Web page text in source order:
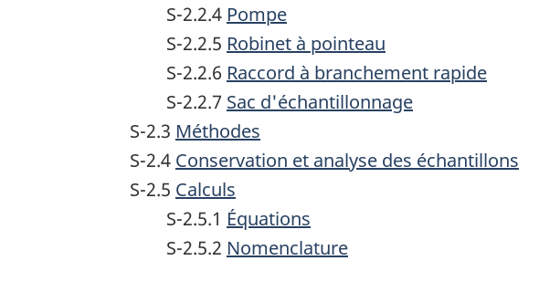
S-2.2.4 Pompe
S-2.2.5 Robinet à pointeau
S-2.2.6 Raccord à branchement rapide
S-2.2.7 Sac d'échantillonnage
S-2.3 Méthodes
S-2.4 Conservation et analyse des échantillons
S-2.5 Calculs
S-2.5.1 Équations
S-2.5.2 Nomenclature